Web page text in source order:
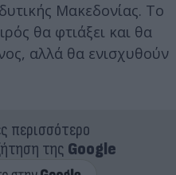
Μακεδονίας. Το
θα φτιάξει και θα
αλλά θα ενισχυθούν
περισσότερο
της Google